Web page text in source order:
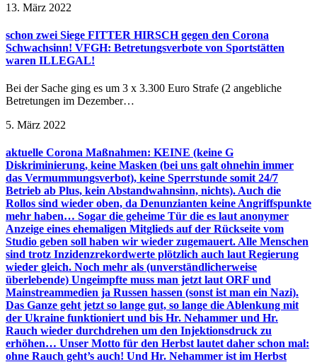
13. März 2022
schon zwei Siege FITTER HIRSCH gegen den Corona
Schwachsinn! VFGH: Betretungsverbote von Sportstätten
waren ILLEGAL!
Bei der Sache ging es um 3 x 3.300 Euro Strafe (2 angebliche
Betretungen im Dezember…
5. März 2022
aktuelle Corona Maßnahmen: KEINE (keine G
Diskriminierung, keine Masken (bei uns galt ohnehin immer
das Vermummungsverbot), keine Sperrstunde somit 24/7
Betrieb ab Plus, kein Abstandwahnsinn, nichts). Auch die
Rollos sind wieder oben, da Denunzianten keine Angriffspunkte
mehr haben… Sogar die geheime Tür die es laut anonymer
Anzeige eines ehemaligen Mitglieds auf der Rückseite vom
Studio geben soll haben wir wieder zugemauert. Alle Menschen
sind trotz Inzidenzrekordwerte plötzlich auch laut Regierung
wieder gleich. Noch mehr als (unverständlicherweise
überlebende) Ungeimpfte muss man jetzt laut ORF und
Mainstreammedien ja Russen hassen (sonst ist man ein Nazi).
Das Ganze geht jetzt so lange gut, so lange die Ablenkung mit
der Ukraine funktioniert und bis Hr. Nehammer und Hr.
Rauch wieder durchdrehen um den Injektionsdruck zu
erhöhen… Unser Motto für den Herbst lautet daher schon mal:
ohne Rauch geht’s auch! Und Hr. Nehammer ist im Herbst